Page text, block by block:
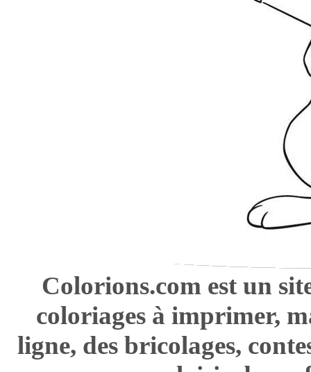
Colorions.com est un
coloriages à imprimer,
ligne, des bricolages,